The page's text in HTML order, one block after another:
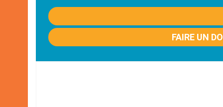
FAIRE UN